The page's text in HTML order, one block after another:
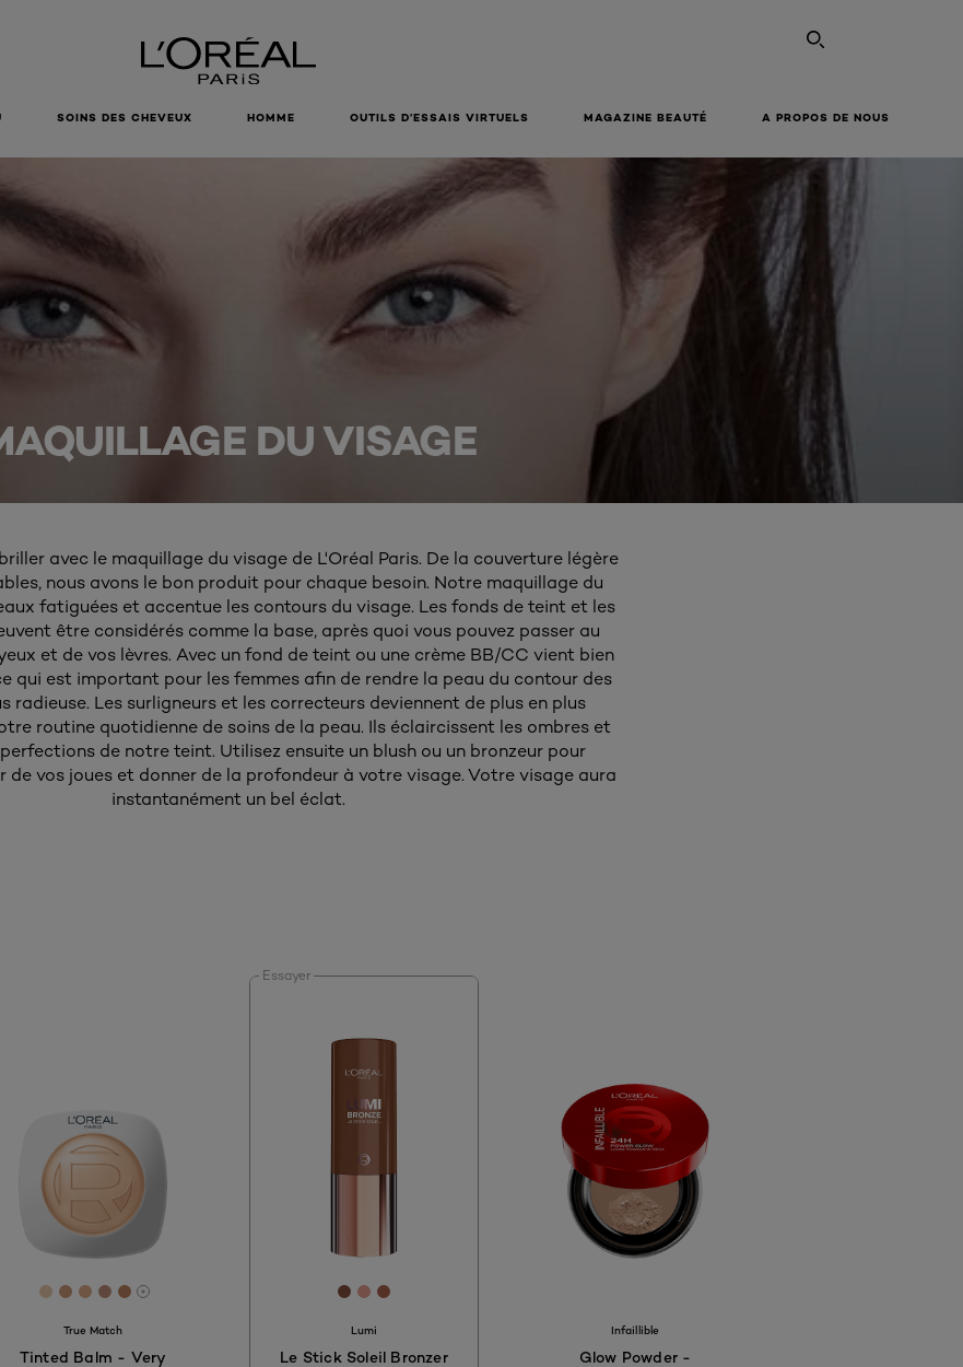
SOINS DES CHEVEUX HOMME OUTILS D’ESSAIS VIRTUELS MAGAZINE BEAUTÉ A PROPOS DE NOUS
DU VISAGE
avec le maquillage du visage de L'Oréal Paris. De la couverture légère
nous avons le bon produit pour chaque besoin. Notre maquillage du
fatiguées et accentue les contours du visage. Les fonds de teint et les
être considérés comme la base, après quoi vous pouvez passer au
et de vos lèvres. Avec un fond de teint ou une crème BB/CC vient bien
qui est important pour les femmes afin de rendre la peau du contour des
radieuse. Les surligneurs et les correcteurs deviennent de plus en plus
routine quotidienne de soins de la peau. Ils éclaircissent les ombres et
de notre teint. Utilisez ensuite un blush ou un bronzeur pour
de vos joues et donner de la profondeur à votre visage. Votre visage aura
instantanément un bel éclat.
[Color]: #EACAAC
[Color]: #CF9B78
[Color]: #E0AB87
[Color]: #C2907A
[Color]: #BD845C
More shades are available
True Match
Tinted Balm - Very
Essayer
[Color]: #875041
[Color]: #E99F90
[Color]: #AE634C
Lumi
Le Stick Soleil Bronzer
Infaillible
Glow Powder -